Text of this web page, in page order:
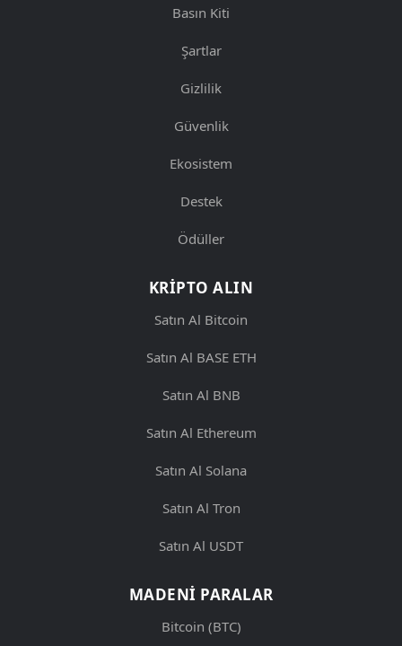
Basın Kiti
Şartlar
Gizlilik
Güvenlik
Ekosistem
Destek
Ödüller
KRIPTO ALIN
Satın Al Bitcoin
Satın Al BASE ETH
Satın Al BNB
Satın Al Ethereum
Satın Al Solana
Satın Al Tron
Satın Al USDT
MADENI PARALAR
Bitcoin (BTC)